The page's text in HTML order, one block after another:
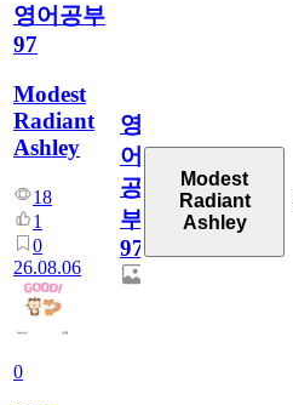
영어공부
97
Modest
Radiant
Ashley
18
1
0
26.08.06
0
영
어
공
부
97
Modest
Radiant
Ashley